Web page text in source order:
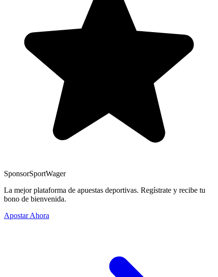
SponsorSportWager
La mejor plataforma de apuestas deportivas. Regístrate y recibe tu
bono de bienvenida.
Apostar Ahora